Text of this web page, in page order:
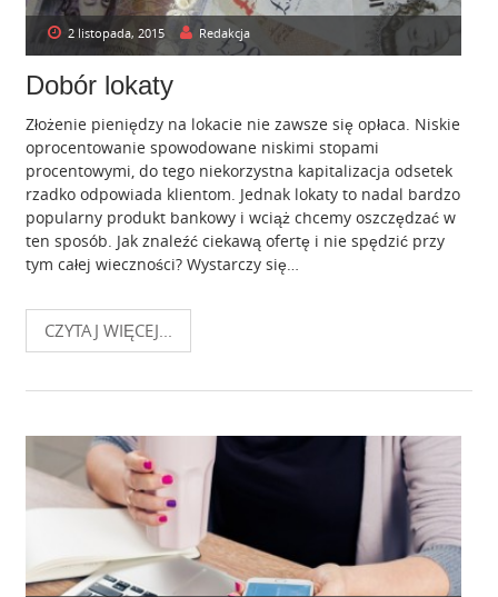
2 listopada, 2015 Redakcja
Dobór lokaty
Złożenie pieniędzy na lokacie nie zawsze się opłaca. Niskie
oprocentowanie spowodowane niskimi stopami
procentowymi, do tego niekorzystna kapitalizacja odsetek
rzadko odpowiada klientom. Jednak lokaty to nadal bardzo
popularny produkt bankowy i wciąż chcemy oszczędzać w
ten sposób. Jak znaleźć ciekawą ofertę i nie spędzić przy
tym całej wieczności? Wystarczy się…
CZYTAJ WIĘCEJ...